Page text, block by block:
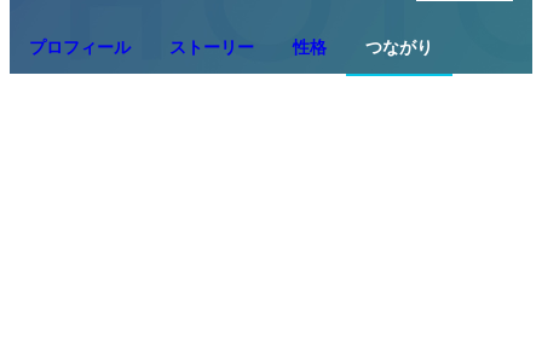
プロフィール ストーリー 性格 つながり